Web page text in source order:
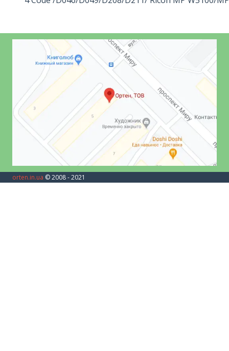
orten.in.ua © 2008 - 2021